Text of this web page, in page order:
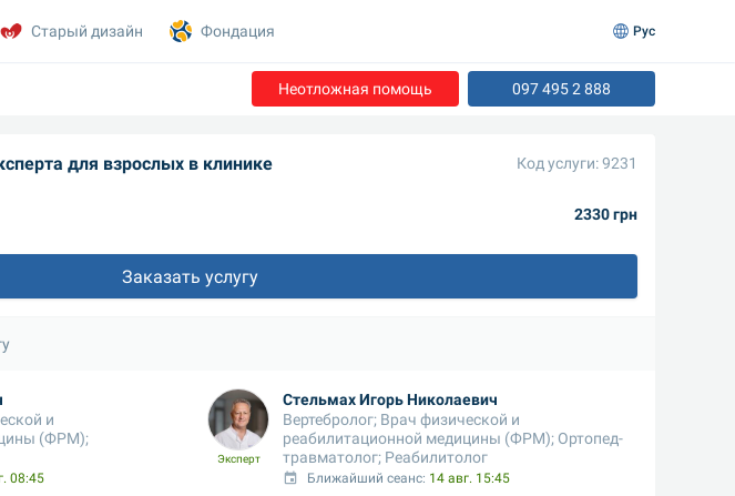
Неотложная помощь 097 495 2 888
для взрослых в клинике Код услуги: 9231
2330 грн
Заказать услугу
и
(ФРМ);
08:45
Эксперт
Стельмах Игорь Николаевич
Вертебролог; Врач физической и
реабилитационной медицины (ФРМ); Ортопед-
травматолог; Реабилитолог
Ближайший сеанс: 14 авг. 15:45
Старый дизайн Фондация Рус